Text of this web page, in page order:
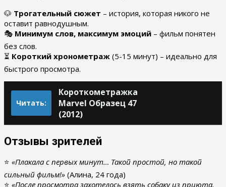
🐶 Трогательный сюжет – история, которая никого не
оставит равнодушным.
🎭 Минимум слов, максимум эмоций – фильм понятен
без слов.
⏳ Короткий хронометраж (5-15 минут) – идеально для
быстрого просмотра.
Читать:
Короткометражка
Marvel Образец 47
(2012)
Отзывы зрителей
⭐ «Плакала с первых минут… Такой простой, но такой
сильный фильм!» (Алина, 24 года)
⭐ «После просмотра захотелось взять собаку из приюта.